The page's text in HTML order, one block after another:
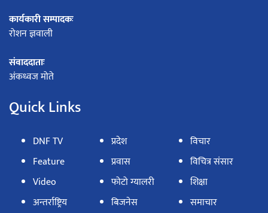
कार्यकारी सम्पादकः
रोशन ज्ञवाली
संवाददाताः
अंकध्वज मोते
Quick Links
DNF TV
Feature
Video
अन्तर्राष्ट्रिय
प्रदेश
प्रवास
फोटो ग्यालरी
बिजनेस
विचार
विचित्र संसार
शिक्षा
समाचार